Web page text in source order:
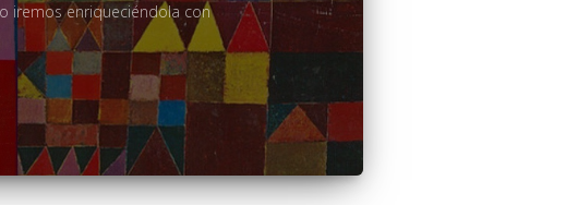
iremos enriqueciéndola con